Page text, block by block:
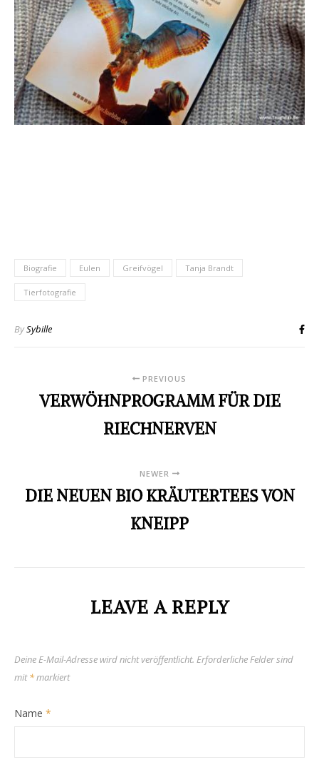
Biografie Eulen Greifvögel Tanja Brandt
Tierfotografie
BySybille
PREVIOUS
VERWÖHNPROGRAMM FÜR DIE
RIECHNERVEN
NEWER
DIE NEUEN BIO KRÄUTERTEES VON
KNEIPP
LEAVE A REPLY
Deine E-Mail-Adresse wird nicht veröffentlicht. Erforderliche Felder sind
mit*markiert
Name *